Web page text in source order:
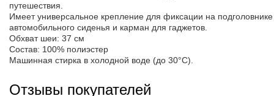
путешествия.
Имеет универсальное крепление для фиксации на подголовнике
автомобильного сиденья и карман для гаджетов.
Обхват шеи: 37 см
Состав: 100% полиэстер
Машинная стирка в холодной воде (до 30°C).
Отзывы покупателей